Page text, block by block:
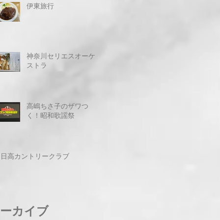
伊東旅行
神奈川セリエスオーケ
ストラ
高嶋ちさ子のザワつ
く！昭和歌謡祭
日高カントリークラブ
カイブ